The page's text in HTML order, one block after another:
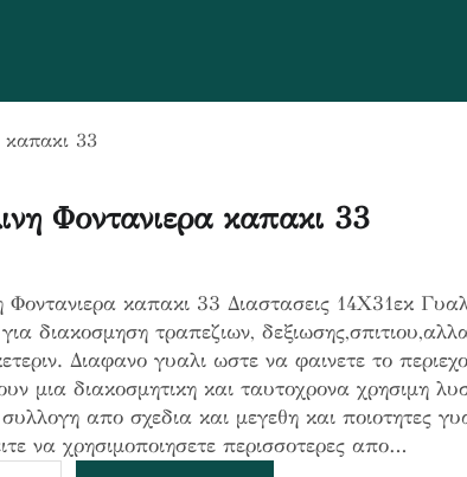
καπακι 33
Φοντανιερα καπακι 33
Φοντανιερα καπακι 33 Διαστασεις 14Χ31εκ
διακοσμηση τραπεζιων,
Διαφανο γυαλι ωστε να φαινετε το
μια διακοσμητικη και ταυτοχρονα χρησιμη
απο σχεδια και μεγεθη και ποιοτητες
να χρησιμοποιησετε περισσοτερες απο…